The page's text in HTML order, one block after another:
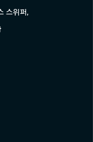
스위퍼,